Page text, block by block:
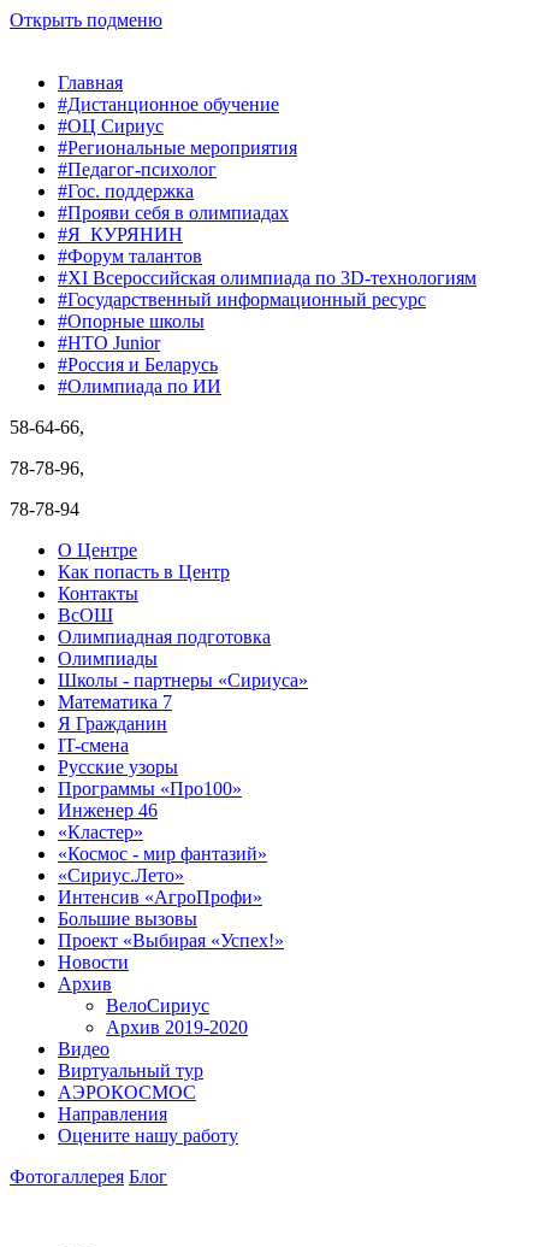
Открыть подменю
Главная
#Дистанционное обучение
#ОЦ Сириус
#Региональные мероприятия
#Педагог-психолог
#Гос. поддержка
#Прояви себя в олимпиадах
#Я_КУРЯНИН
#Форум талантов
#XI Всероссийская олимпиада по 3D-технологиям
#Государственный информационный ресурс
#Опорные школы
#НТО Junior
#Россия и Беларусь
#Олимпиада по ИИ
58-64-66,
78-78-96,
78-78-94
О Центре
Как попасть в Центр
Контакты
ВсОШ
Олимпиадная подготовка
Олимпиады
Школы - партнеры «Сириуса»
Математика 7
Я Гражданин
IT-смена
Русские узоры
Программы «Про100»
Инженер 46
«Кластер»
«Космос - мир фантазий»
«Сириус.Лето»
Интенсив «АгроПрофи»‎
Большие вызовы
Проект «Выбирая «Успех!»
Новости
Архив
ВелоСириус
Архив 2019-2020
Видео
Виртуальный тур
АЭРОКОСМОС
Направления
Оцените нашу работу
Фотогаллерея Блог